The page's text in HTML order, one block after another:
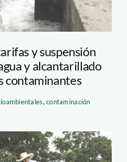
y suspensión
y alcantarillado
contaminantes
,contaminación